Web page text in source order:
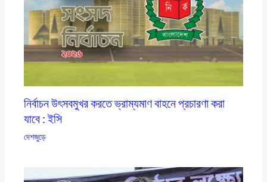
নির্বাচন উৎসবমুখর করতে ভ্রাম্যমাণ বাহনে প্রচারণা করা
যাবে : ইসি
দেশজুড়ে